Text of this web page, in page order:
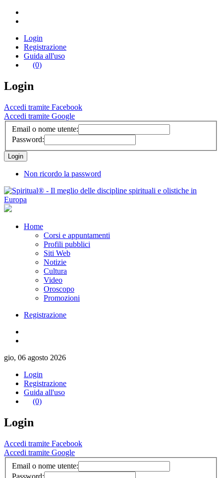
Login
Registrazione
Guida all'uso
(0)
Login
Accedi tramite Facebook
Accedi tramite Google
Email o nome utente:
Password:
Non ricordo la password
Home
Corsi e appuntamenti
Profili pubblici
Siti Web
Notizie
Cultura
Video
Oroscopo
Promozioni
Registrazione
gio, 06 agosto 2026
Login
Registrazione
Guida all'uso
(0)
Login
Accedi tramite Facebook
Accedi tramite Google
Email o nome utente:
Password: